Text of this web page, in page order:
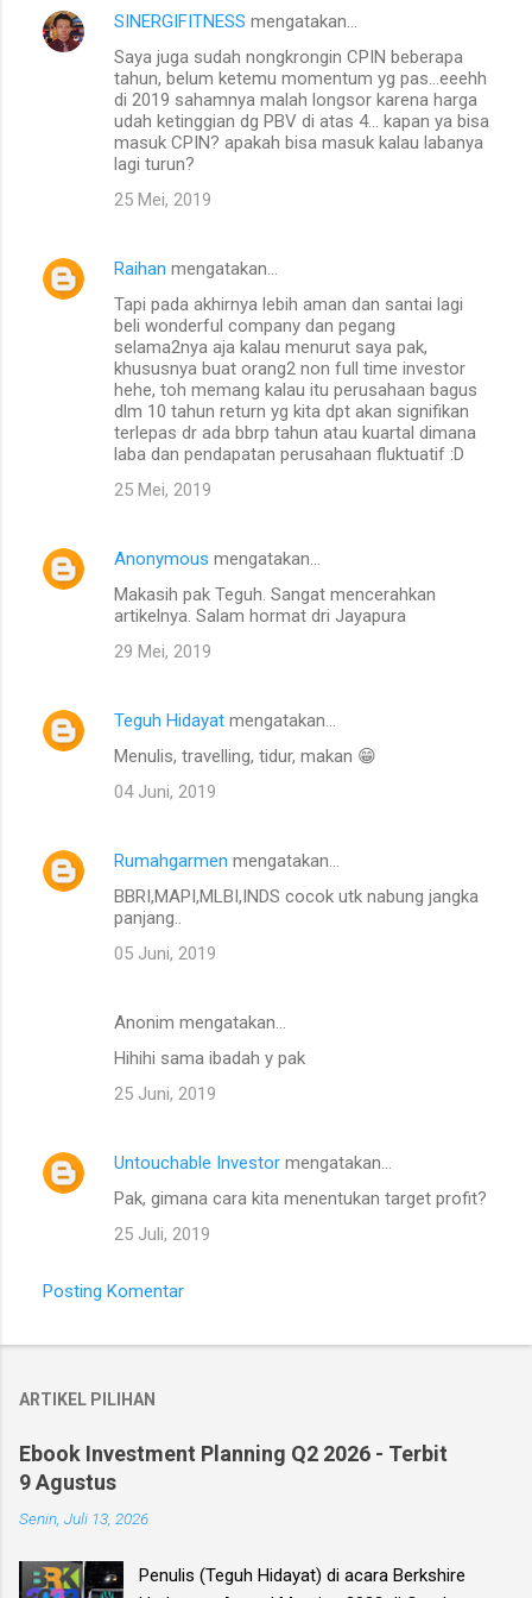
SINERGIFITNESS mengatakan…
Saya juga sudah nongkrongin CPIN beberapa
tahun, belum ketemu momentum yg pas...eeehh
di 2019 sahamnya malah longsor karena harga
udah ketinggian dg PBV di atas 4... kapan ya bisa
masuk CPIN? apakah bisa masuk kalau labanya
lagi turun?
25 Mei, 2019
Raihan mengatakan…
Tapi pada akhirnya lebih aman dan santai lagi
beli wonderful company dan pegang
selama2nya aja kalau menurut saya pak,
khususnya buat orang2 non full time investor
hehe, toh memang kalau itu perusahaan bagus
dlm 10 tahun return yg kita dpt akan signifikan
terlepas dr ada bbrp tahun atau kuartal dimana
laba dan pendapatan perusahaan fluktuatif :D
25 Mei, 2019
Anonymous mengatakan…
Makasih pak Teguh. Sangat mencerahkan
artikelnya. Salam hormat dri Jayapura
29 Mei, 2019
Teguh Hidayat mengatakan…
Menulis, travelling, tidur, makan 😁
04 Juni, 2019
Rumahgarmen mengatakan…
BBRI,MAPI,MLBI,INDS cocok utk nabung jangka
panjang..
05 Juni, 2019
Anonim mengatakan…
Hihihi sama ibadah y pak
25 Juni, 2019
Untouchable Investor mengatakan…
Pak, gimana cara kita menentukan target profit?
25 Juli, 2019
Posting Komentar
ARTIKEL PILIHAN
Ebook Investment Planning Q2 2026 - Terbit
9 Agustus
Senin, Juli 13, 2026
Penulis (Teguh Hidayat) di acara Berkshire